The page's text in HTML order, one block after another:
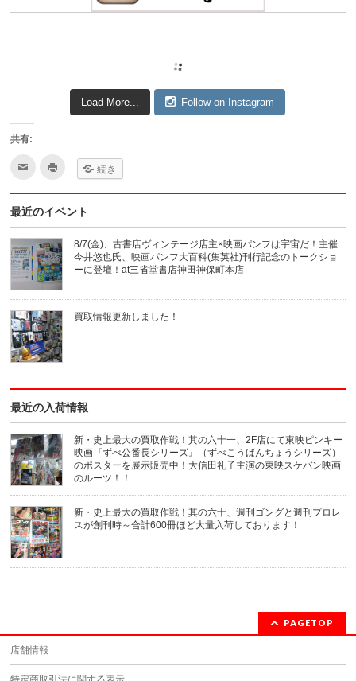
Load More... Follow on Instagram
共有:
ク
し
て
へ
メ
ー
ル
で
送
信
(新
し
い
ウ
ィ
ン
ド
ウ
で
き
ま
す)
ク
し
て
(新
し
い
ウ
ィ
ン
ド
ウ
で
開
き
ま
す)
続き
最近のイベント
8/7(金)、古書店ヴィンテージ店主×映画パンフは宇宙だ！主催
今井悠也氏、映画パンフ大百科(集英社)刊行記念のトークショ
ーに登壇！at三省堂書店神田神保町本店
買取情報更新しました！
最近の入荷情報
新・史上最大の買取作戦！其の六十一、2F店にて東映ピンキー
映画『ずべ公番長シリーズ』（ずべこうばんちょうシリーズ）
のポスターを展示販売中！大信田礼子主演の東映スケバン映画
のルーツ！！
新・史上最大の買取作戦！其の六十、週刊ゴングと週刊プロレ
スが創刊時～合計600冊ほど大量入荷しております！
PAGETOP
店舗情報